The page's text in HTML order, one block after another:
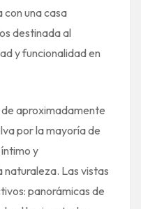
una casa
destinada al
y funcionalidad en
aproximadamente
por la mayoría de
y
Las vistas
panorámicas de